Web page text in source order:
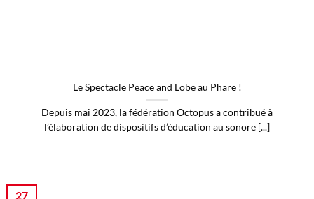
Le Spectacle Peace and Lobe au Phare !
Depuis mai 2023, la fédération Octopus a contribué à
l’élaboration de dispositifs d’éducation au sonore [...]
27